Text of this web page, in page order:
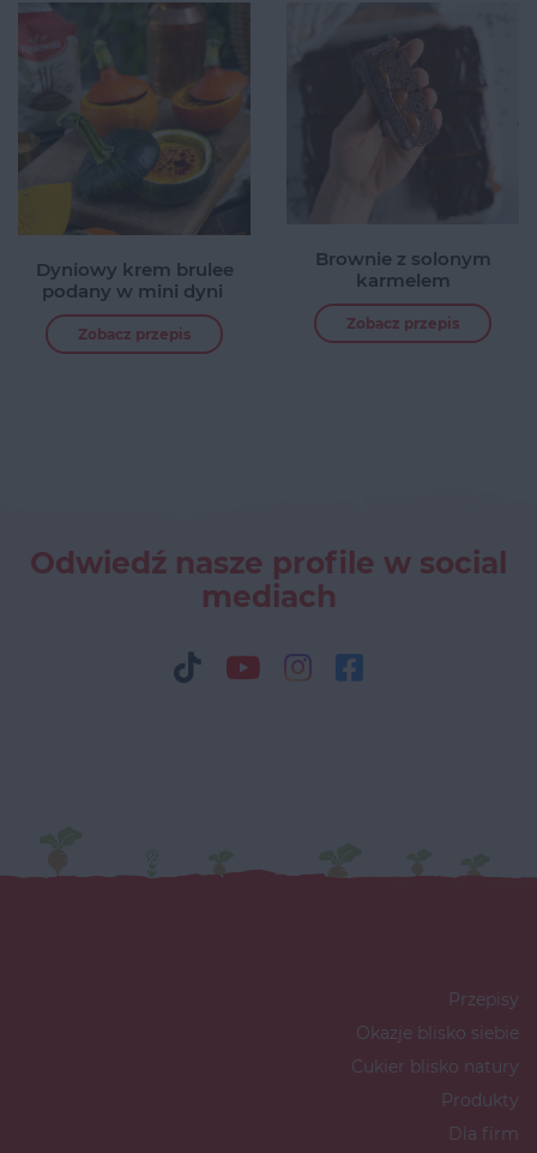
Dyniowy krem brulee
podany w mini dyni
Zobacz przepis
Brownie z solonym
karmelem
Zobacz przepis
Odwiedź nasze profile w social
mediach
Przepisy
Okazje blisko siebie
Cukier blisko natury
Produkty
Dla firm